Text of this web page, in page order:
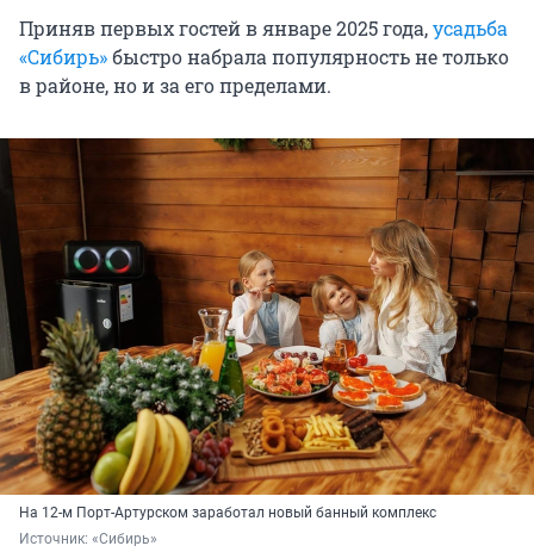
Приняв первых гостей в январе 2025 года,усадьба
«Сибирь»быстро набрала популярность не только
в районе, но и за его пределами.
На 12-м Порт-Артурском заработал новый банный комплекс
Источник: «Сибирь»